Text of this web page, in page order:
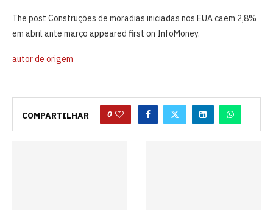
The post Construções de moradias iniciadas nos EUA caem 2,8%
em abril ante março appeared first on InfoMoney.
autor de origem
COMPARTILHAR 0